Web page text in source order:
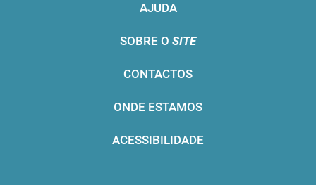
AJUDA
SOBRE O SITE
CONTACTOS
ONDE ESTAMOS
ACESSIBILIDADE